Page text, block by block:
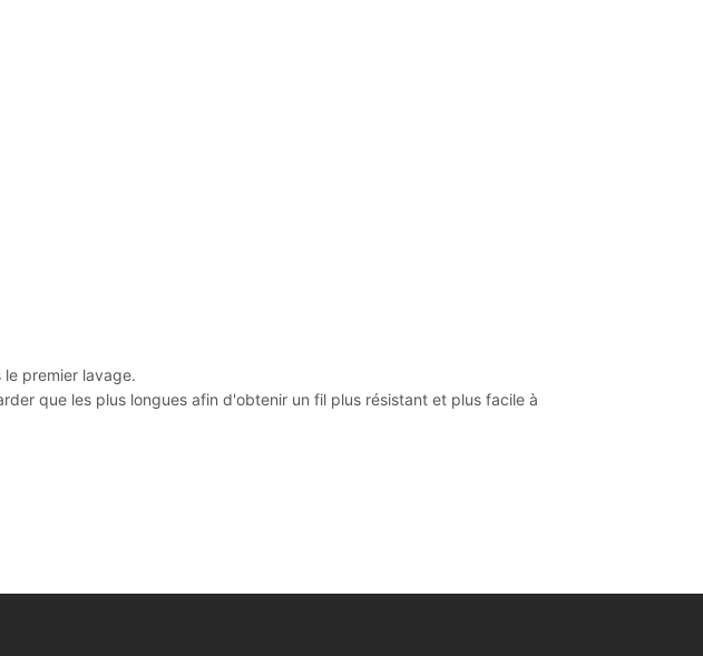
premier lavage.
que les plus longues afin d'obtenir un fil plus résistant et plus facile à